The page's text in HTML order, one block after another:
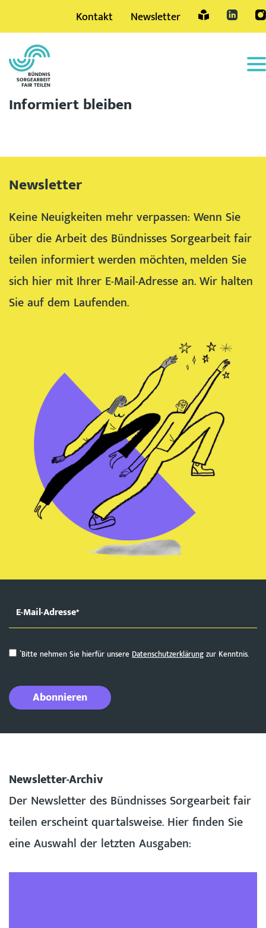
Kontakt
Newsletter
Sprache
Informiert bleiben
Newsletter
Keine Neuigkeiten mehr verpassen: Wenn Sie
über die Arbeit des Bündnisses Sorgearbeit fair
teilen informiert werden möchten, melden Sie
sich hier mit Ihrer E-Mail-Adresse an. Wir halten
Sie auf dem Laufenden.
*Bitte nehmen Sie hierfür unsereDatenschutzerklärungzur Kenntnis.
Abonnieren
Newsletter-Archiv
Der Newsletter des Bündnisses Sorgearbeit fair
teilen erscheint quartalsweise. Hier finden Sie
eine Auswahl der letzten Ausgaben: